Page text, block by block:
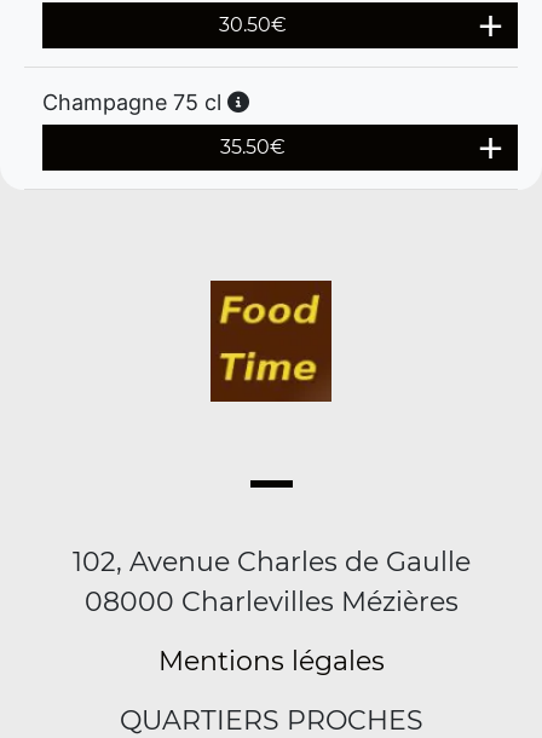
30.50€
Champagne 75 cl
35.50€
102, Avenue Charles de Gaulle
08000 Charlevilles Mézières
Mentions légales
QUARTIERS PROCHES